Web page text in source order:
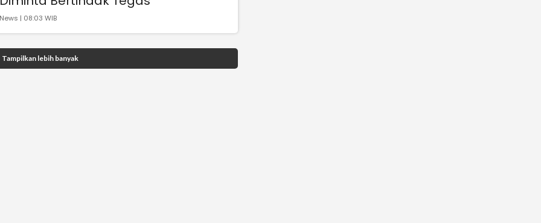
News | 08:03 WIB
Tampilkan lebih banyak